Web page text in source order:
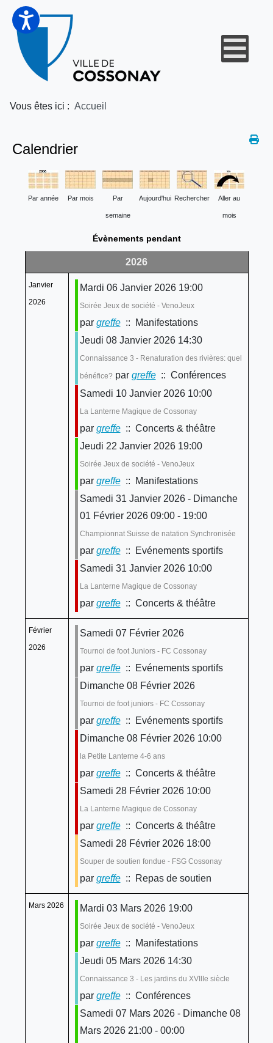
Vous êtes ici : Accueil
Calendrier
Par année Par mois Par
semaine
Aujourd'hui Rechercher Aller au
mois
Évènements pendant
2026
Janvier
2026
Mardi 06 Janvier 2026 19:00
Soirée Jeux de société - VenoJeux
par greffe:: Manifestations
Jeudi 08 Janvier 2026 14:30
Connaissance 3 - Renaturation des rivières: quel
bénéfice? par greffe:: Conférences
Samedi 10 Janvier 2026 10:00
La Lanterne Magique de Cossonay
par greffe:: Concerts & théâtre
Jeudi 22 Janvier 2026 19:00
Soirée Jeux de société - VenoJeux
par greffe:: Manifestations
Samedi 31 Janvier 2026 - Dimanche
01 Février 2026 09:00 - 19:00
Championnat Suisse de natation Synchronisée
par greffe:: Evénements sportifs
Samedi 31 Janvier 2026 10:00
La Lanterne Magique de Cossonay
par greffe:: Concerts & théâtre
Février
2026
Samedi 07 Février 2026
Tournoi de foot Juniors - FC Cossonay
par greffe:: Evénements sportifs
Dimanche 08 Février 2026
Tournoi de foot juniors - FC Cossonay
par greffe:: Evénements sportifs
Dimanche 08 Février 2026 10:00
la Petite Lanterne 4-6 ans
par greffe:: Concerts & théâtre
Samedi 28 Février 2026 10:00
La Lanterne Magique de Cossonay
par greffe:: Concerts & théâtre
Samedi 28 Février 2026 18:00
Souper de soutien fondue - FSG Cossonay
par greffe:: Repas de soutien
Mars 2026 Mardi 03 Mars 2026 19:00
Soirée Jeux de société - VenoJeux
par greffe:: Manifestations
Jeudi 05 Mars 2026 14:30
Connaissance 3 - Les jardins du XVIIIe siècle
par greffe:: Conférences
Samedi 07 Mars 2026 - Dimanche 08
Mars 2026 21:00 - 00:00